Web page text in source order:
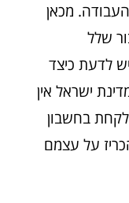
מכאן
שלל
לדעת כיצד
ישראל אין
בחשבון
על עצמם